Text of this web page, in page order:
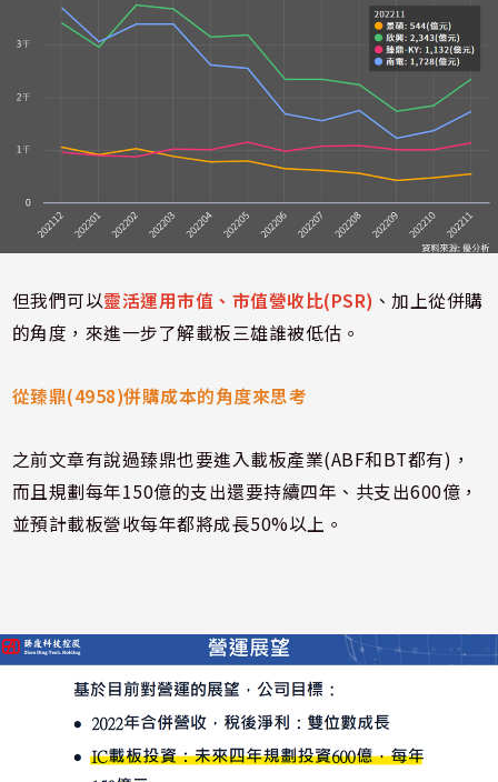
但我們可以靈活運用市值、市值營收比(PSR) 、加上從併購
的角度，來進一步了解載板三雄誰被低估。
從臻鼎(4958)併購成本的角度來思考
之前文章有說過臻鼎也要進入載板產業(ABF和BT都有) ，
而且規劃每年150億的支出還要持續四年、共支出600億，
並預計載板營收每年都將成長50%以上。